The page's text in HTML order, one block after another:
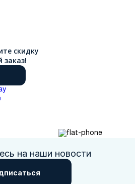
скидку
заказ!
на наши новости